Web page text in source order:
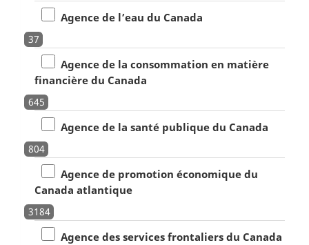
Agence de l’eau du Canada
37
Agence de la consommation en matière
financière du Canada
645
Agence de la santé publique du Canada
804
Agence de promotion économique du
Canada atlantique
3184
Agence des services frontaliers du Canada